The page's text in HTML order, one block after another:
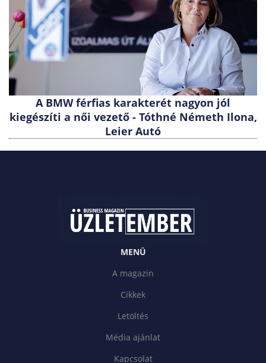
A BMW férfias karakterét nagyon jól
kiegészíti a női vezető - Tóthné Németh Ilona,
Leier Autó
MENÜ
A magazin
Cikkek
Letöltés
Média ajánlat
Kapcsolat